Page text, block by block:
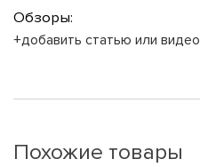
Обзоры:
+добавить статью или видео
Похожие товары